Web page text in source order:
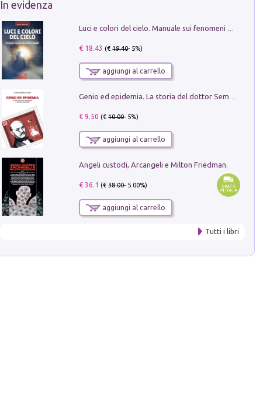
In evidenza
€ 18.43 (€19.40- 5%)
aggiungi al carrello
€ 9.50 (€10.00- 5%)
aggiungi al carrello
Angeli custodi, Arcangeli e Milton Friedman.
€ 36.1 (€38.00- 5.00%)
aggiungi al carrello
Tutti i libri